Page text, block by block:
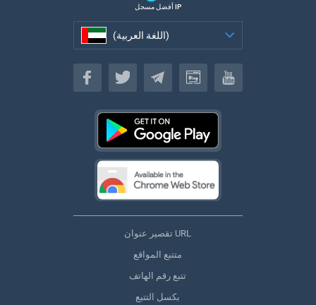
أفضل مسجل IP
(اللغة العربية)
(اللغة العربية)
تقصير عنوان URL
متتبع المواقع
تتبع رقم الهاتف
بكسل التتبع